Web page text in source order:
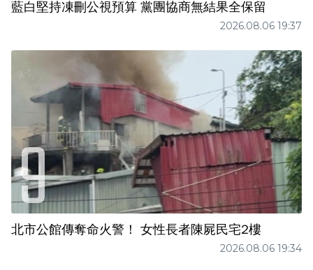
藍白堅持凍刪公視預算 黨團協商無結果全保留
2026.08.06 19:37
北市公館傳奪命火警！ 女性長者陳屍民宅2樓
2026.08.06 19:34